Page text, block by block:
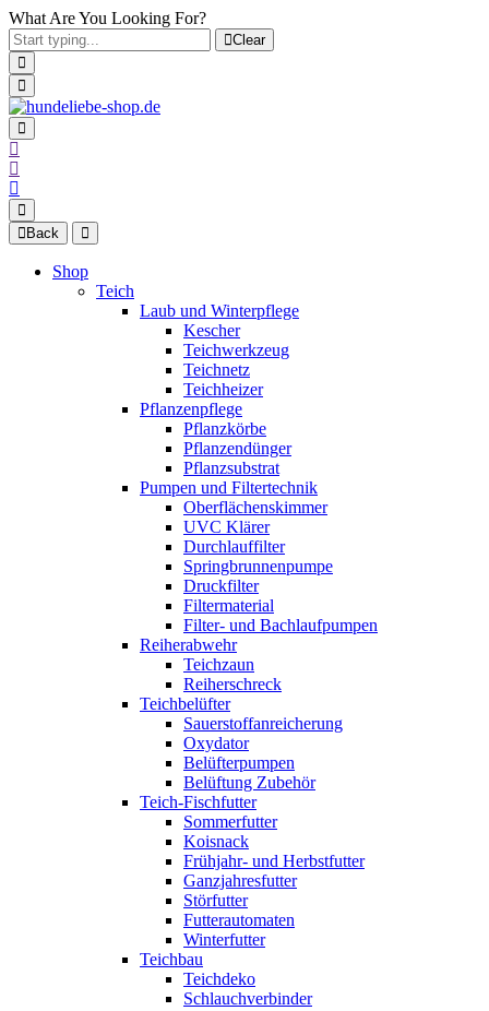
What Are You Looking For?
Clear
Back
Shop
Teich
Laub und Winterpflege
Kescher
Teichwerkzeug
Teichnetz
Teichheizer
Pflanzenpflege
Pflanzkörbe
Pflanzendünger
Pflanzsubstrat
Pumpen und Filtertechnik
Oberflächenskimmer
UVC Klärer
Durchlauffilter
Springbrunnenpumpe
Druckfilter
Filtermaterial
Filter- und Bachlaufpumpen
Reiherabwehr
Teichzaun
Reiherschreck
Teichbelüfter
Sauerstoffanreicherung
Oxydator
Belüfterpumpen
Belüftung Zubehör
Teich-Fischfutter
Sommerfutter
Koisnack
Frühjahr- und Herbstfutter
Ganzjahresfutter
Störfutter
Futterautomaten
Winterfutter
Teichbau
Teichdeko
Schlauchverbinder